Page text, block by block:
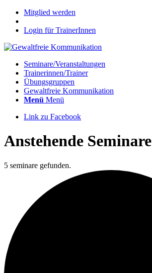
Mitglied werden
Login für TrainerInnen
Seminare/Veranstaltungen
Trainerinnen/Trainer
Übungsgruppen
Gewaltfreie Kommunikation
Menü Menü
Link zu Facebook
Anstehende Seminare
5 seminare gefunden.